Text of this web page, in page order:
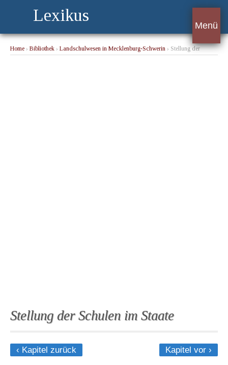
Lexikus
Menü
Home › Bibliothek › Landschulwesen in Mecklenburg-Schwerin › Stellung der
Stellung der Schulen im Staate
‹ Kapitel zurück Kapitel vor ›